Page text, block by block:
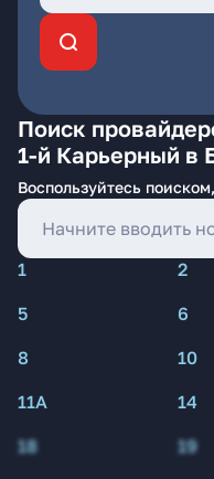
Поиск
1-й Карьерный в
Воспользуйтесь
1 2
5
6
8
10
11А
14
18
19